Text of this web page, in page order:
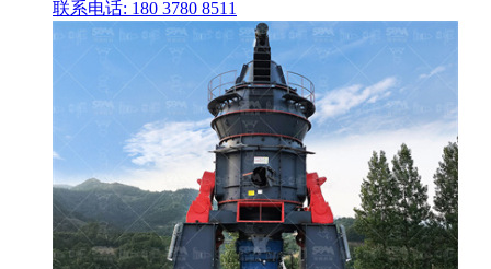
联系电话: 180 3780 8511